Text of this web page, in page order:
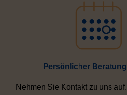
Persönlicher
Nehmen Sie Kontakt zu uns